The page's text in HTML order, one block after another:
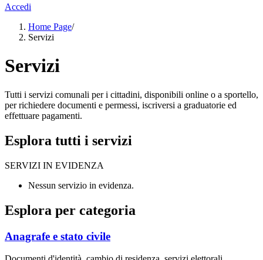
Accedi
Home Page/
Servizi
Servizi
Tutti i servizi comunali per i cittadini, disponibili online o a sportello,
per richiedere documenti e permessi, iscriversi a graduatorie ed
effettuare pagamenti.
Esplora tutti i servizi
SERVIZI IN EVIDENZA
Nessun servizio in evidenza.
Esplora per categoria
Anagrafe e stato civile